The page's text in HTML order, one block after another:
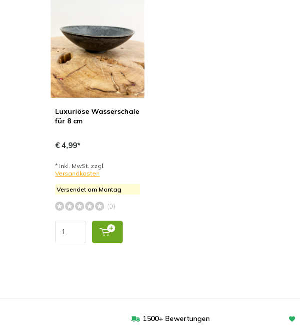
Luxuriöse Wasserschale
für 8 cm
€ 4,99*
* Inkl. MwSt. zzgl.
Versandkosten
Versendet am Montag
(0)
1500+ Bewertungen